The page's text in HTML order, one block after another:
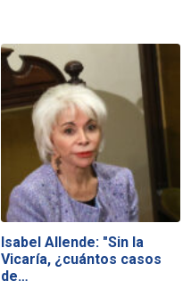
Isabel Allende: "Sin la
Vicaría, ¿cuántos casos
de…